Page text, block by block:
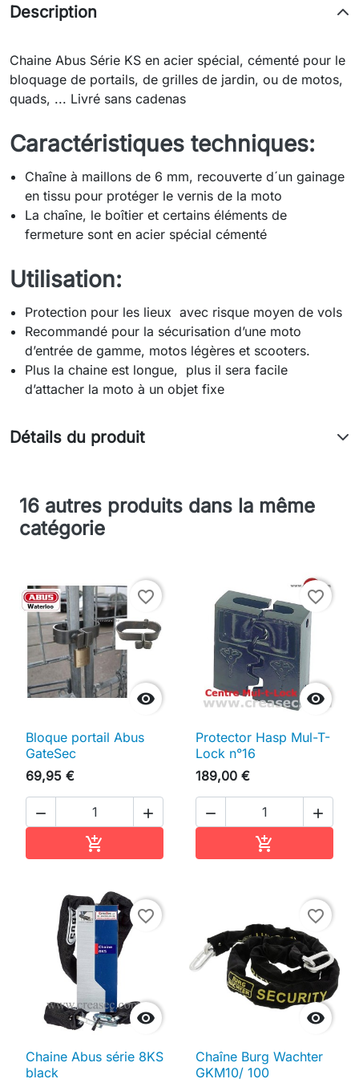
Description
Chaine Abus Série KS en acier spécial, cémenté pour le
bloquage de portails, de grilles de jardin, ou de motos,
quads, ... Livré sans cadenas
Caractéristiques techniques:
Chaîne à maillons de 6 mm, recouverte d´un gainage
en tissu pour protéger le vernis de la moto
La chaîne, le boîtier et certains éléments de
fermeture sont en acier spécial cémenté
Utilisation:
Protection pour les lieux avec risque moyen de vols
Recommandé pour la sécurisation d’une moto
d’entrée de gamme, motos légères et scooters.
Plus la chaine est longue, plus il sera facile
d’attacher la moto à un objet fixe
Détails du produit
16 autres produits dans la même
catégorie

favorite_border
Bloque portail Abus
GateSec
69,95 €
 


favorite_border
Protector Hasp Mul-T-
Lock n°16
189,00 €
 


favorite_border
Chaine Abus série 8KS
black

favorite_border
Chaîne Burg Wachter
GKM10/ 100